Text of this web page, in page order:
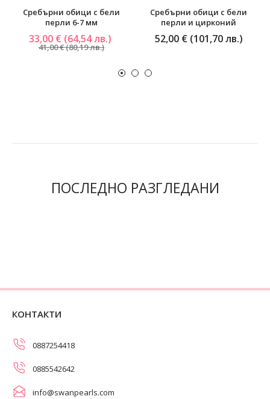
Сребърни обици с бели
перли 6-7 мм
33,00 € (64,54 лв.)
41,00 € (80,19 лв.)
Сребърни обици с бели
перли и цирконий
52,00 € (101,70 лв.)
ПОСЛЕДНО РАЗГЛЕДАНИ
КОНТАКТИ
0887254418
0885542642
info@swanpearls.com